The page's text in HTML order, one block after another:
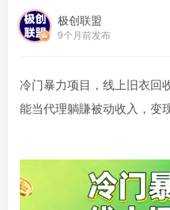
极创联盟
9个月前发布
冷门暴力项目，线上旧衣回
能当代理躺賺被动收入，变